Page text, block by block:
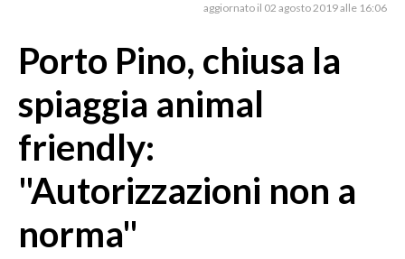
SASSARI E PROVINCIA
GALLURA
NUORO E PROVINCIA
OGLIASTRA
AGENDA
ITALIA
aggiornato il 02 agosto 2019 alle 16:06
Porto Pino, chiusa la
spiaggia animal
friendly:
"Autorizzazioni non a
norma"